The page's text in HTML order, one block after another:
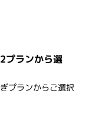
プランから選
プランからご選択